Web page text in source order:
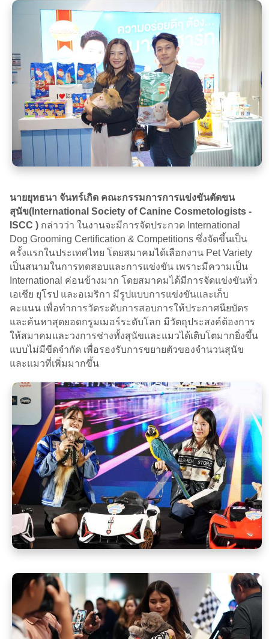
นายยุทธนา จันทร์เกิด คณะกรรมการการแข่งขันตัดขน
สุนัข(International Society of Canine Cosmetologists -
ISCC ) กล่าวว่า ในงานจะมีการจัดประกวด International
Dog Grooming Certification & Competitions ซึ่งจัดขึ้นเป็น
ครั้งแรกในประเทศไทย โดยสมาคมได้เลือกงาน Pet Variety
เป็นสนามในการทดสอบและการแข่งขัน เพราะมีความเป็น
International ค่อนข้างมาก โดยสมาคมได้มีการจัดแข่งขันทั่ว
เอเชีย ยุโรป และอเมริกา มีรูปแบบการแข่งขันและเก็บ
คะแนน เพื่อทำการวัดระดับการสอบการให้ประกาศนียบัตร
และค้นหาสุดยอดกรูมเมอร์ระดับโลก มีวัตถุประสงค์ต้องการ
ให้สมาคมและวงการช่างทั้งสุนัขและแมวได้เติบโตมากยิ่งขึ้น
แบบไม่มีขีดจำกัด เพื่อรองรับการขยายตัวของจำนวนสุนัข
และแมวที่เพิ่มมากขึ้น